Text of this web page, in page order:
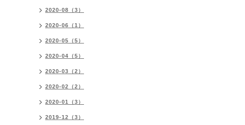
2020-08（3）
2020-06（1）
2020-05（5）
2020-04（5）
2020-03（2）
2020-02（2）
2020-01（3）
2019-12（3）